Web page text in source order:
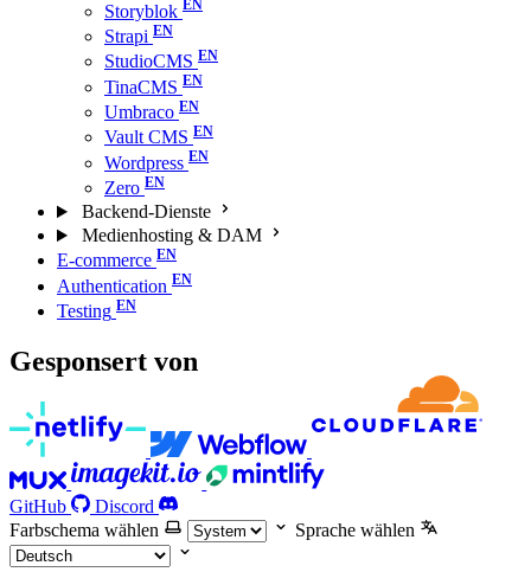
Storyblok
Strapi
StudioCMS
TinaCMS
Umbraco
Vault CMS
Wordpress
Zero
Backend-Dienste
Medienhosting & DAM
E-commerce
Authentication
Testing
Gesponsert von
GitHub
Discord
Farbschema wählen
Sprache wählen